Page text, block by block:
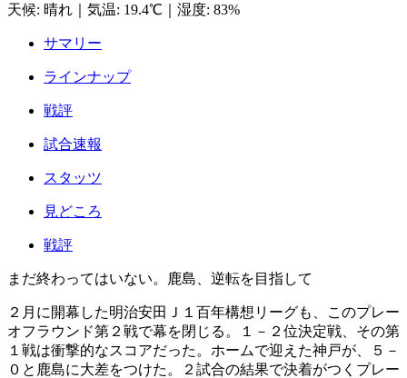
天候: 晴れ 気温: 19.4℃ 湿度: 83%
サマリー
ラインナップ
戦評
試合速報
スタッツ
見どころ
戦評
まだ終わってはいない。鹿島、逆転を目指して
２月に開幕した明治安田Ｊ１百年構想リーグも、このプレー
オフラウンド第２戦で幕を閉じる。１－２位決定戦、その第
１戦は衝撃的なスコアだった。ホームで迎えた神戸が、５－
０と鹿島に大差をつけた。２試合の結果で決着がつくプレー